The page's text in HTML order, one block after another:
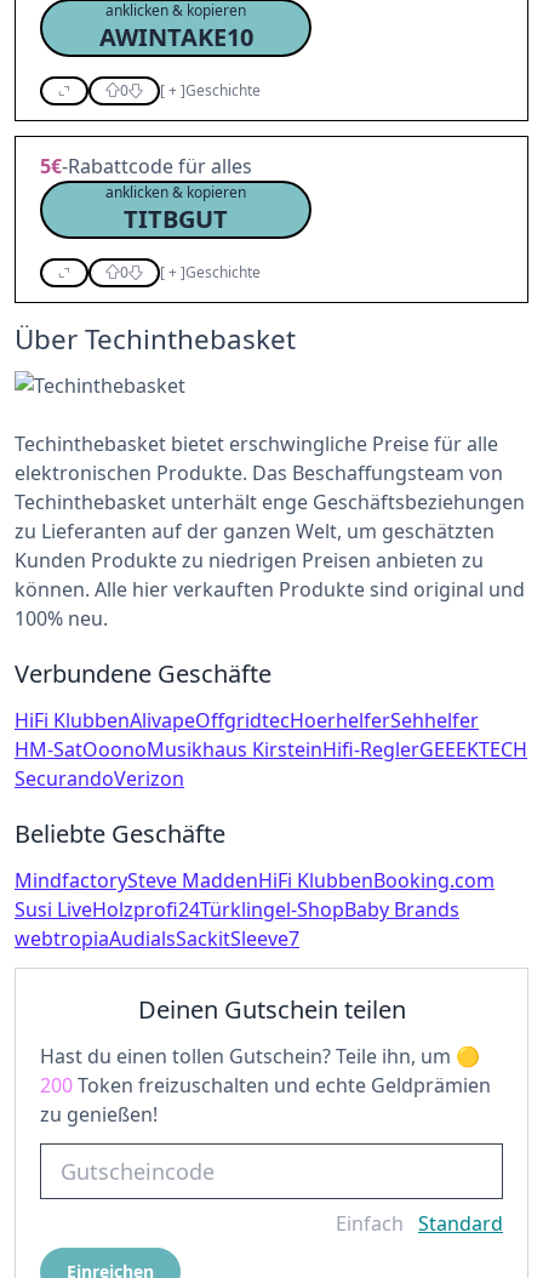
anklicken & kopieren
AWINTAKE10
0 [+]Geschichte
5€-Rabattcode für alles
anklicken & kopieren
TITBGUT
0 [+]Geschichte
Über Techinthebasket
Techinthebasket bietet erschwingliche Preise für alle
elektronischen Produkte. Das Beschaffungsteam von
Techinthebasket unterhält enge Geschäftsbeziehungen
zu Lieferanten auf der ganzen Welt, um geschätzten
Kunden Produkte zu niedrigen Preisen anbieten zu
können. Alle hier verkauften Produkte sind original und
100% neu.
Verbundene Geschäfte
HiFi KlubbenAlivapeOffgridtecHoerhelferSehhelfer
HM-SatOoonoMusikhaus KirsteinHifi-ReglerGEEEKTECH
SecurandoVerizon
Beliebte Geschäfte
MindfactorySteve MaddenHiFi KlubbenBooking.com
Susi LiveHolzprofi24Türklingel-ShopBaby Brands
webtropiaAudialsSackitSleeve7
Deinen Gutschein teilen
Hast du einen tollen Gutschein? Teile ihn, um
200Token freizuschalten und echte Geldprämien
zu genießen!
Einfach Standard
Einreichen